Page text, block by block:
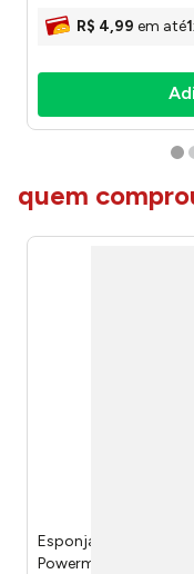
R$ 4,99 em até1
quem
Esponja Maxydry
Powermaid